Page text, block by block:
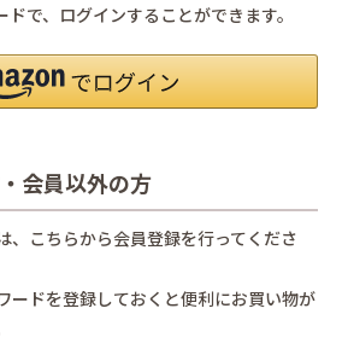
で、ログインすることができます。
会員以外の方
、こちらから会員登録を行ってくださ
ードを登録しておくと便利にお買い物が